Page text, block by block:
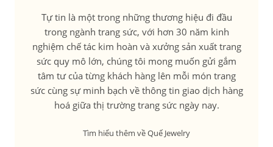
Tự tin là một trong những thương hiệu đi đầu
trong ngành trang sức, với hơn 30 năm kinh
nghiệm chế tác kim hoàn và xưởng sản xuất trang
sức quy mô lớn, chúng tôi mong muốn gửi gắm
tâm tư của từng khách hàng lên mỗi món trang
sức cùng sự minh bạch về thông tin giao dịch hàng
hoá giữa thị trường trang sức ngày nay.
Tìm hiểu thêm về Quế Jewelry